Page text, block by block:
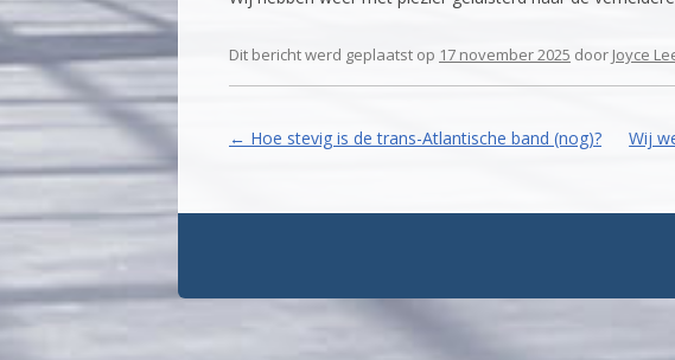
Dit bericht werd geplaatst op 17 november 2025 door Joyce
Berichtnavigatie
← Hoe stevig is de trans-Atlantische band (nog)? Wij